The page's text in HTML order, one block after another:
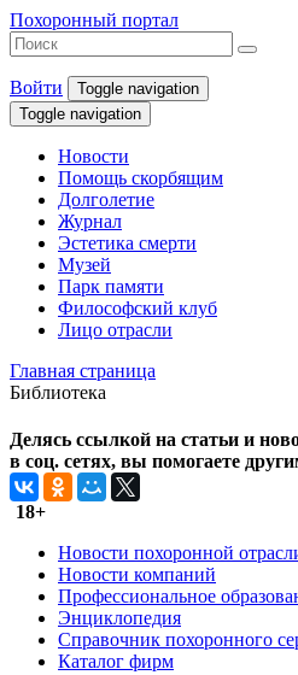
Похоронный портал
Войти
Toggle navigation
Toggle navigation
Новости
Помощь скорбящим
Долголетие
Журнал
Эстетика смерти
Музей
Парк памяти
Философский клуб
Лицо отрасли
Главная страница
Библиотека
Делясь ссылкой на статьи и
в соц. сетях, вы помогаете
18+
Новости похоронной
Новости компаний
Профессиональное
Энциклопедия
Справочник похоронного
Каталог фирм